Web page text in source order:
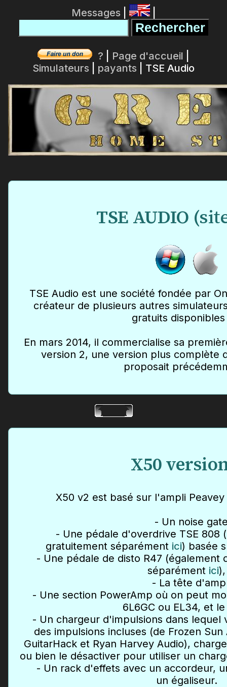
Messages |
? Page d'accueil
Simulateurs
payants | TSE Audio
TSE AUDIO
TSE Audio est une société fondée par
créateur de plusieurs autres
gratuits
En mars 2014, il commercialise sa
version 2, une version plus complète
proposait
X50
X50 v2 est basé sur l'ampli
- Un noise
- Une pédale d'overdrive TSE 808
gratuitement séparément ici) basée
- Une pédale de disto R47 (également
séparément ici),
- La tête
- Une section PowerAmp où on peut
6L6GC ou EL34, et
- Un chargeur d'impulsions dans lequel
des impulsions incluses (de Frozen
GuitarHack et Ryan Harvey Audio),
ou bien le désactiver pour utiliser un
- Un rack d'effets avec un accordeur,
un égaliseur.